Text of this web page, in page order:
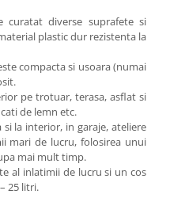
curatat diverse suprafete si
plastic dur rezistenta la
compacta si usoara (numai
pe trotuar, terasa, asflat si
de lemn etc.
la interior, in garaje, ateliere
mari de lucru, folosirea unui
mai mult timp.
al inlatimii de lucru si un cos
25 litri.